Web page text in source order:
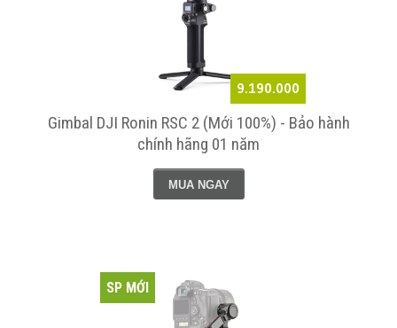
9.190.000
Gimbal DJI Ronin RSC 2 (Mới 100%) - Bảo hành
chính hãng 01 năm
MUA NGAY
SP MỚI